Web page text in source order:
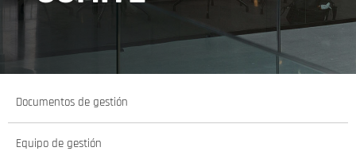
Documentos de gestión
Equipo de gestión